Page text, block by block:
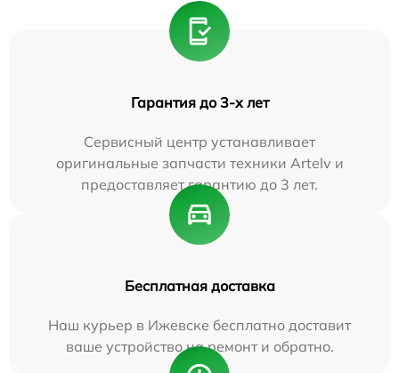
Гарантия до 3-х лет
Сервисный центр устанавливает
оригинальные запчасти техники Artelv и
предоставляет гарантию до 3 лет.
Бесплатная доставка
Наш курьер в Ижевске бесплатно доставит
ваше устройство на ремонт и обратно.